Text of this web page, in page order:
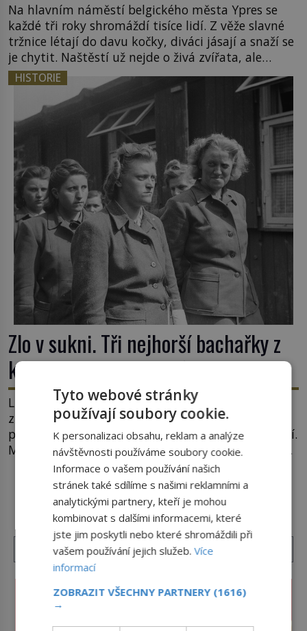
Na hlavním náměstí belgického města Ypres se
každé tři roky shromáždí tisíce lidí. Z věže slavné
tržnice létají do davu kočky, diváci jásají a snaží se
je chytit. Naštěstí už nejde o živá zvířata, ale
jenom o plyšové suvenýry. Kdysi to ale bylo jinak.
Tato veselá podívaná připomíná jeden z
nejpodivnějších a zároveň nejkrutějších zvyků […]
HISTORIE
Zlo v sukni. Tři nejhorší bachařky z
koncentračních táborů
Lidé s bezduchými výrazy ve tvářích se plahočí
z vagónů směrem k bráně tábora. Jedna z žen
pohlédne přímo na dozorkyni a jejich oči se setkají.
Místo soucitu však přichází gesto, které nebožačku
posílá rovnou do plynové komory. Jména jako
Rudolf Höss (1901–1947), Josef Mengele (1911–
1979) či Heinrich Himmler (1900–1945) zná každý,
o koho se historie jen otřela. Jenže […]
DALŠÍ ČLÁNKY Z RUBRIKY ›
Tyto webové stránky
používají soubory cookie.
K personalizaci obsahu, reklam a analýze
návštěvnosti používáme soubory cookie.
Informace o vašem používání našich
stránek také sdílíme s našimi reklamními a
analytickými partnery, kteří je mohou
kombinovat s dalšími informacemi, které
jste jim poskytli nebo které shromáždili při
vašem používání jejich služeb.Více
informací
ZOBRAZIT VŠECHNY PARTNERY (1616)
→